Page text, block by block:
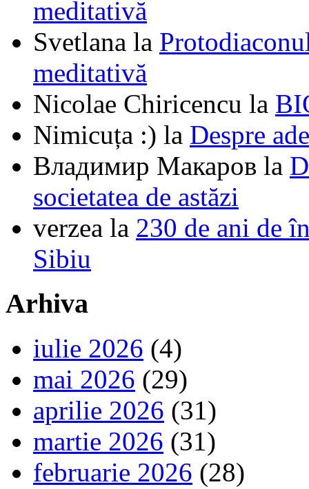
meditativă
Svetlana la
meditativă
Nicolae Chiricencu la
Nimicuța :) la Despre
Владимир Макаров la
societatea de astăzi
verzea la 230 de ani de
Sibiu
Arhiva
iulie 2026 (4)
mai 2026 (29)
aprilie 2026 (31)
martie 2026 (31)
februarie 2026 (28)